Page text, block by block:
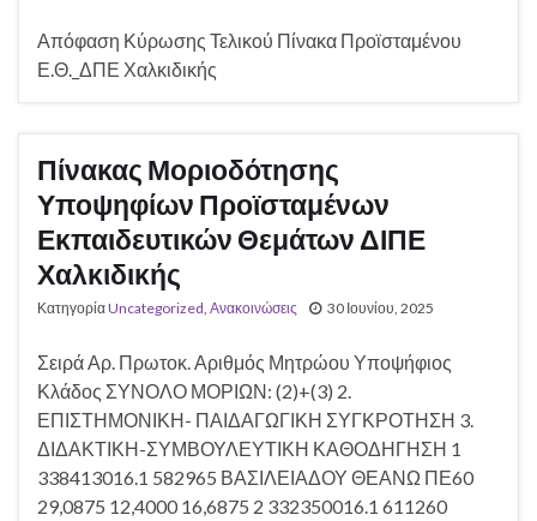
Απόφαση Κύρωσης Τελικού Πίνακα Προϊσταμένου
Ε.Θ._ΔΠΕ Χαλκιδικής
Πίνακας Μοριοδότησης
Υποψηφίων Προϊσταμένων
Εκπαιδευτικών Θεμάτων ΔΙΠΕ
Χαλκιδικής
ΚατηγορίαUncategorized Ανακοινώσεις 30 Ιουνίου, 2025
Σειρά Αρ. Πρωτοκ. Αριθμός Μητρώου Υποψήφιος
Κλάδος ΣΥΝΟΛΟ ΜΟΡΙΩΝ: (2)+(3) 2.
ΕΠΙΣΤΗΜΟΝΙΚΗ- ΠΑΙΔΑΓΩΓΙΚΗ ΣΥΓΚΡΟΤΗΣΗ 3.
ΔΙΔΑΚΤΙΚΗ-ΣΥΜΒΟΥΛΕΥΤΙΚΗ ΚΑΘΟΔΗΓΗΣΗ 1
338413016.1 582965 ΒΑΣΙΛΕΙΑΔΟΥ ΘΕΑΝΩ ΠΕ60
29,0875 12,4000 16,6875 2 332350016.1 611260